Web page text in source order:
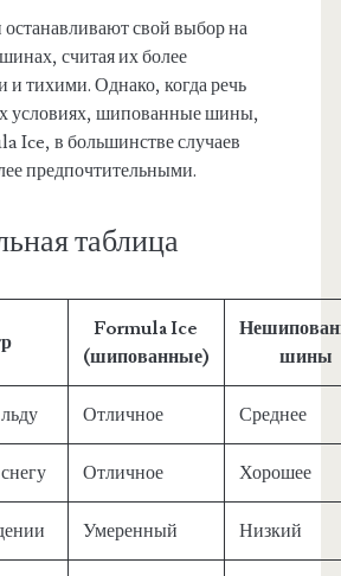
свой выбор на
считая их более
и тихими. Однако, когда речь
условиях, шипованные шины,
Ice, в большинстве случаев
предпочтительными.
таблица
Formula Ice
(шипованные)
шины
Отличное Среднее
Отличное Хорошее
Умеренный Низкий